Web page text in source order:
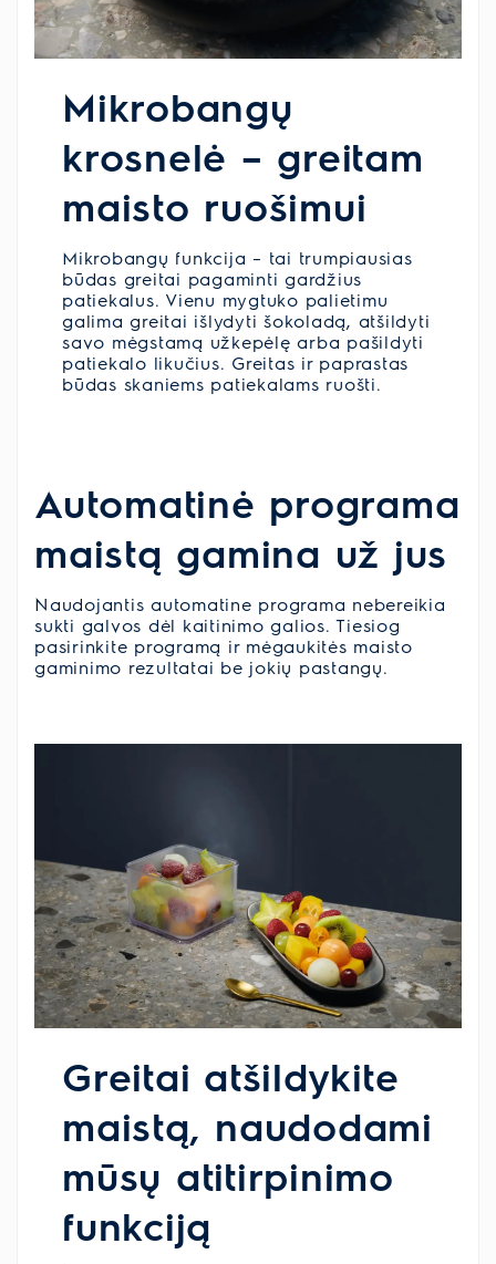
Mikrobangų
krosnelė – greitam
maisto ruošimui
Mikrobangų funkcija – tai trumpiausias
būdas greitai pagaminti gardžius
patiekalus. Vienu mygtuko palietimu
galima greitai išlydyti šokoladą, atšildyti
savo mėgstamą užkepėlę arba pašildyti
patiekalo likučius. Greitas ir paprastas
būdas skaniems patiekalams ruošti.
Automatinė programa
maistą gamina už jus
Naudojantis automatine programa nebereikia
sukti galvos dėl kaitinimo galios. Tiesiog
pasirinkite programą ir mėgaukitės maisto
gaminimo rezultatai be jokių pastangų.
Greitai atšildykite
maistą, naudodami
mūsų atitirpinimo
funkciją